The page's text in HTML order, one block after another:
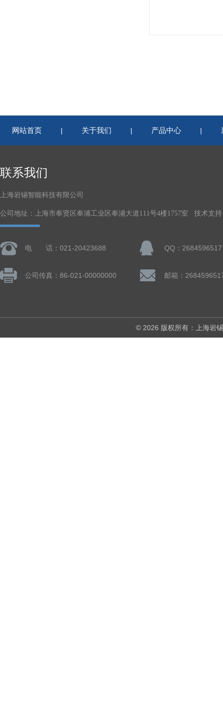
网站首页 | 关于我们 | 产品中心 |
联系我们
上海岩锡智能科技有限公司
公司地址：上海市奉贤区奉浦工业区奉浦大道111号4楼1757室 技术支
电 话：021-20423688 QQ：2684596517
公司传真：86-021-00000000 邮箱：
© 2026 版权所有：上海岩